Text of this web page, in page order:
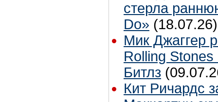
стерла
Do» (18.07.26)
Мик Джаггер
Rolling Stones
Битлз
Кит Ричардс